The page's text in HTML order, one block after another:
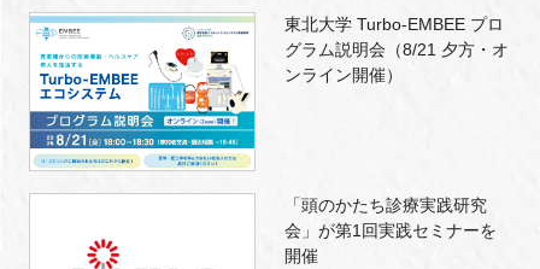
東北大学 Turbo-EMBEE プロ
グラム説明会（8/21 夕方・オ
ンライン開催）
「頭のかたち診療実践研究
会」が第1回実践セミナーを
開催